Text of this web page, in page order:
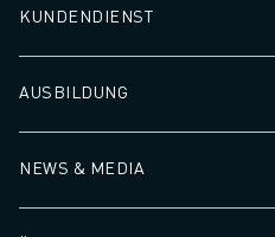
KUNDENDIENST
AUSBILDUNG
NEWS & MEDIA